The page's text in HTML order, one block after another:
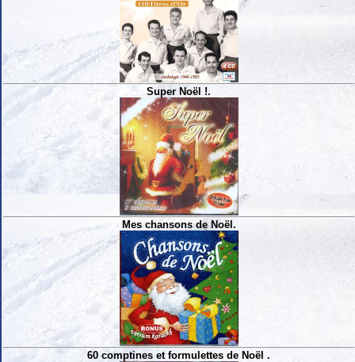
Super Noël !.
Mes chansons de Noël.
60 comptines et formulettes de Noël .